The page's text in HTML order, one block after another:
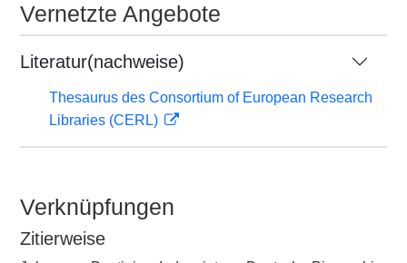
Vernetzte Angebote
Literatur(nachweise)
Thesaurus des Consortium of European Research
Libraries (CERL)
Verknüpfungen
Zitierweise